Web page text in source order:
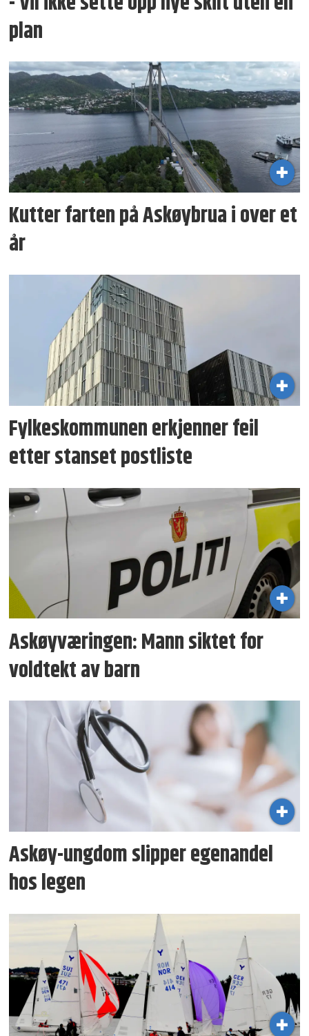
plan
Kutter farten på Askøybrua i over et
år
Fylkeskommunen erkjenner feil
etter stanset postliste
Askøyværingen: Mann siktet for
voldtekt av barn
Askøy-ungdom slipper egenandel
hos legen